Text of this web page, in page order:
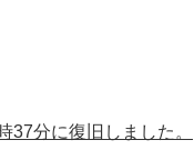
37分に復旧しました。